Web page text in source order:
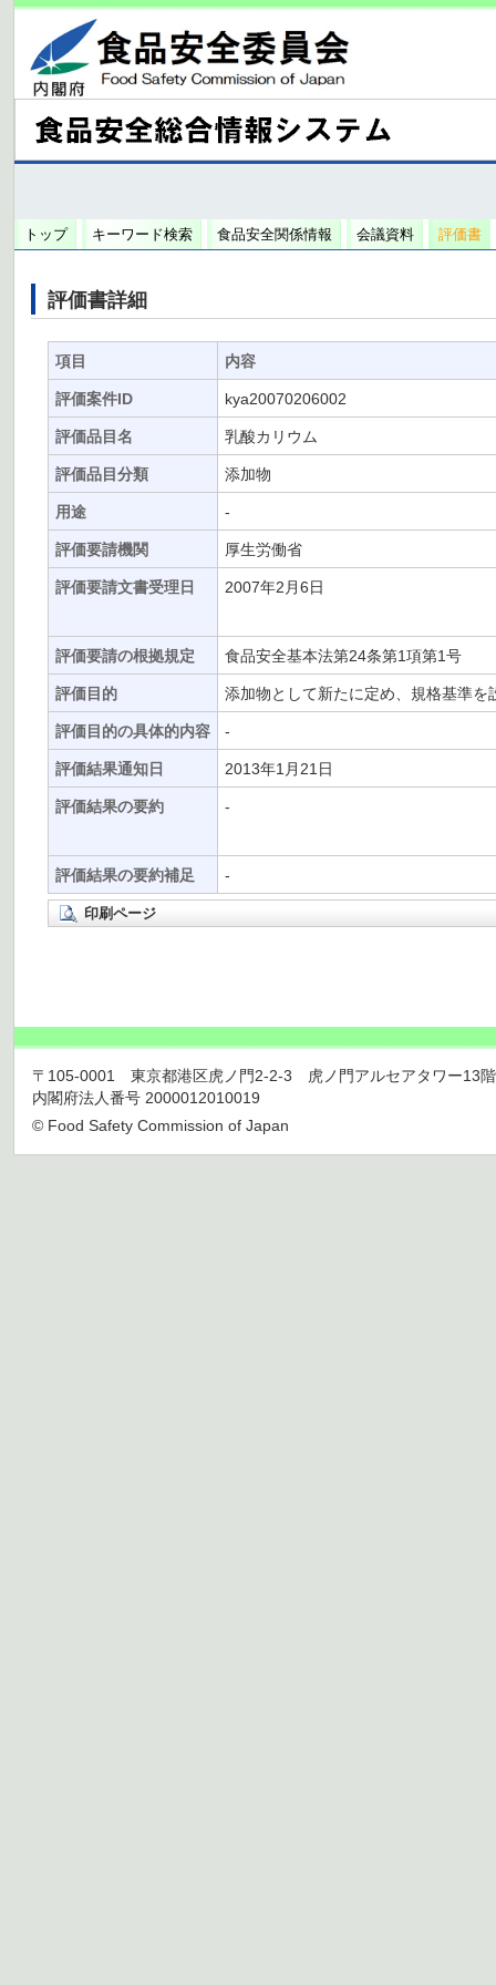
トップ キーワード検索 食品安全関係情報 会議資料 評価書
評価書詳細
項目 内容
評価案件ID kya20070206002
評価品目名 乳酸カリウム
評価品目分類 添加物
用途 -
評価要請機関 厚生労働省
評価要請文書受理日 2007年2月6日
評価要請の根拠規定 食品安全基本法第24条第1項第1号
評価目的 添加物として新たに定め、規格基準
評価目的の具体的内容 -
評価結果通知日 2013年1月21日
評価結果の要約 -
評価結果の要約補足 -
印刷ページ
〒105-0001 東京都港区虎ノ門2-2-3 虎ノ門アルセアタワー13
内閣府法人番号 2000012010019
© Food Safety Commission of Japan